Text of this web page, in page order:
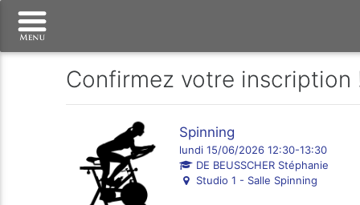
Confirmez votre inscription
Spinning
lundi 15/06/2026 12:30-13:30
DE BEUSSCHER Stéphanie
Studio 1 - Salle Spinning